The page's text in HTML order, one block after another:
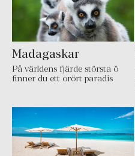
Madagaskar
På världens fjärde största ö
finner du ett orört paradis